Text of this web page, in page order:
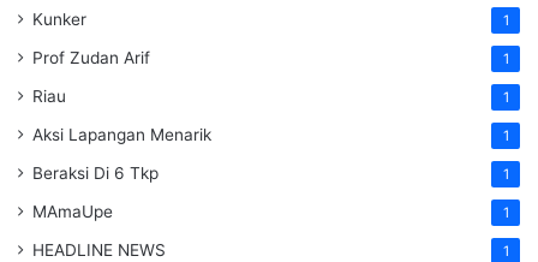
Kunker 1
Prof Zudan Arif 1
Riau 1
Aksi Lapangan Menarik 1
Beraksi Di 6 Tkp 1
MAmaUpe 1
HEADLINE NEWS 1